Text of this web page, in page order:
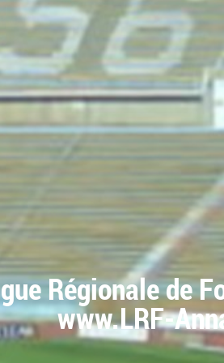
Régionale de
www.LRF-